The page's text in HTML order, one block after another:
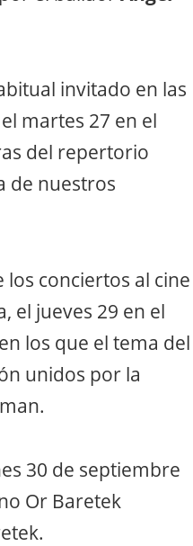
invitado en las
martes 27 en el
del repertorio
de nuestros
conciertos al cine
el jueves 29 en el
los que el tema del
unidos por la
30 de septiembre
Or Baretek